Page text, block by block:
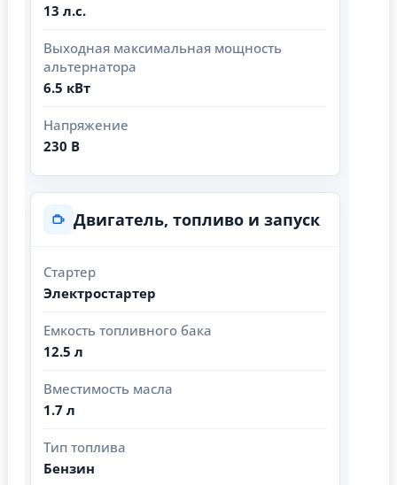
13 л.с.
Выходная максимальная мощность
альтернатора
6.5 кВт
Напряжение
230 В
Двигатель, топливо и запуск
Стартер
Электростартер
Емкость топливного бака
12.5 л
Вместимость масла
1.7 л
Тип топлива
Бензин